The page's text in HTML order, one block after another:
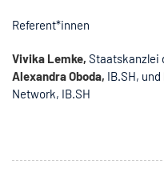
Referent*innen
Vivika Lemke, Staatskanzlei
Alexandra Oboda, IB.SH, und
Network, IB.SH